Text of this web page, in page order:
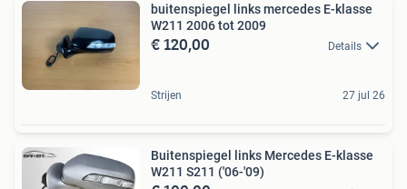
buitenspiegel links mercedes E-klasse
W211 2006 tot 2009
€ 120,00 Details
Strijen 27 jul 26
Buitenspiegel links Mercedes E-klasse
W211 S211 ('06-'09)